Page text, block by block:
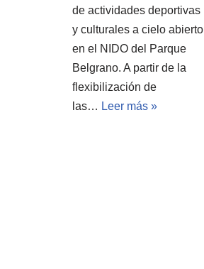
de actividades deportivas
y culturales a cielo abierto
en el NIDO del Parque
Belgrano. A partir de la
flexibilización de
las… Leer más »